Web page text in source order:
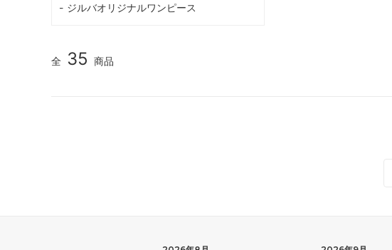
ジルバオリジナルワンピース
全 35 商品